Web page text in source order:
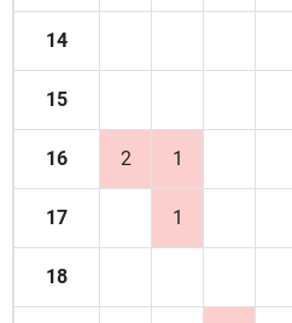
14
15
16 2 1
17 1
18